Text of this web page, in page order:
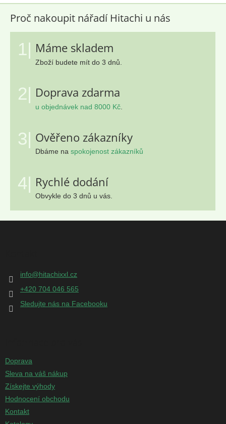
l
á
d
a
c
í
p
k
y
v
i
s
Proč nakoupit nářadí Hitachi u nás
1| Máme skladem
Zboží budete mít do 3 dnů.
2| Doprava zdarma
u objednávek nad 8000 Kč.
3| Ověřeno zákazníky
Dbáme na spokojenost zákazníků
4| Rychlé dodání
Obvykle do 3 dnů u vás.
Z
info@hitachixxl.cz
+420 704 046 565
Sledujte nás na Facebooku
Doprava
Sleva na váš nákup
Získejte výhody
Hodnocení obchodu
Kontakt